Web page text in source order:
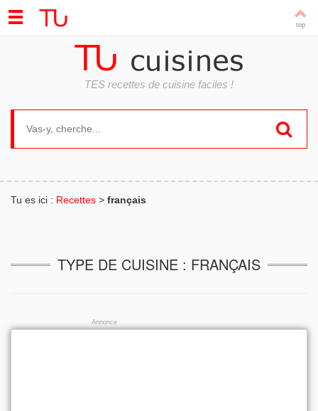
TES recettes de cuisine faciles !
Tu es ici : Recettes > français
TYPE DE CUISINE : FRANÇAIS